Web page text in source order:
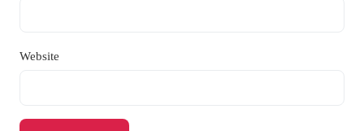
Website